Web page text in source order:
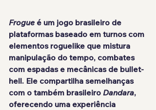
Frogue é um jogo brasileiro de
plataformas baseado em turnos com
elementos roguelike que mistura
manipulação do tempo, combates
com espadas e mecânicas de bullet-
hell. Ele compartilha semelhanças
com o também brasileiro Dandara,
oferecendo uma experiência